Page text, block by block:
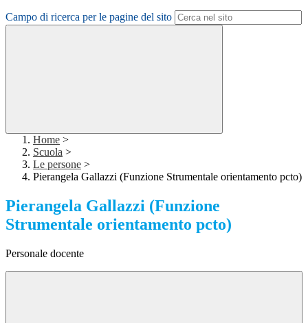
Campo di ricerca per le pagine del sito
Home >
Scuola >
Le persone >
Pierangela Gallazzi (Funzione Strumentale orientamento pcto)
Pierangela Gallazzi (Funzione
Strumentale orientamento pcto)
Personale docente